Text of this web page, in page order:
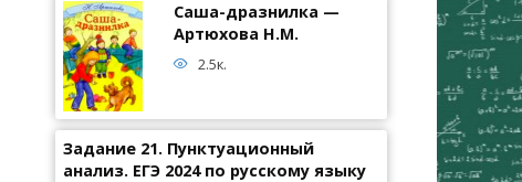
Саша-дразнилка —
Артюхова Н.М.
2.5к.
Задание 21. Пунктуационный
анализ. ЕГЭ 2024 по русскому языку